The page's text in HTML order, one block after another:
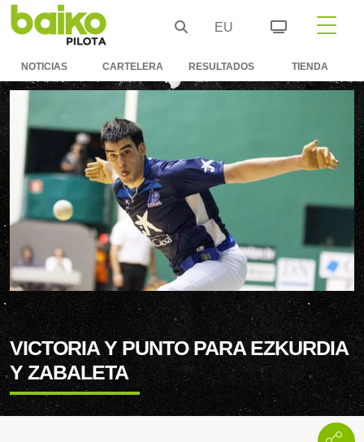
EU
NOTICIAS CARTELERA RESULTADOS TIENDA
VICTORIA Y PUNTO PARA EZKURDIA
Y ZABALETA